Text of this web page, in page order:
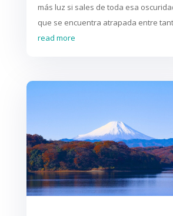
más luz si sales de toda esa
que se encuentra atrapada entre
read more